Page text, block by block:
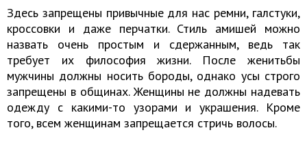
Здесь запрещены привычные для нас ремни, галстуки,
кроссовки и даже перчатки. Стиль амишей можно
назвать очень простым и сдержанным, ведь так
требует их философия жизни. После женитьбы
мужчины должны носить бороды, однако усы строго
запрещены в общинах. Женщины не должны надевать
одежду с какими-то узорами и украшения. Кроме
того, всем женщинам запрещается стричь волосы.